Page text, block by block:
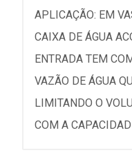
APLICAÇÃO: EM
CAIXA DE ÁGUA
ENTRADA TEM
VAZÃO DE ÁGUA
LIMITANDO O
COM A